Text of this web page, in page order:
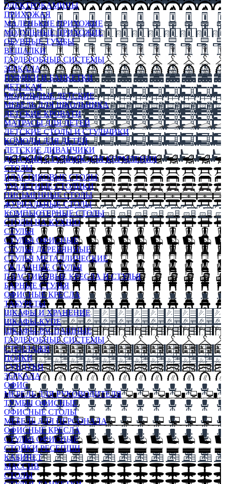
ЭЛЕКТРОКАМИНЫ
ПРИХОЖАЯ
МАЛЕНЬКИЕ ПРИХОЖИЕ
МОДУЛЬНЫЕ ПРИХОЖИЕ
ОБУВНЫЕ ТУМБЫ
ВЕШАЛКИ
ГАРДЕРОБНЫЕ СИСТЕМЫ
ЗЕРКАЛА
ПУФИКИ И БАНКЕТКИ
ДЕТСКАЯ
МОДУЛЬНЫЕ ДЕТСКИЕ
МЕБЕЛЬ ДЛЯ ШКОЛЬНИКА
ДЕТСКИЕ КРОВАТИ
МАТРАСЫ ДЛЯ ДЕТЕЙ
ДЕТСКИЕ СТОЛЫ И СТУЛЬЧИКИ
КОМОДЫ ДЛЯ ДЕТЕЙ
ДЕТСКИЕ ДИВАНЧИКИ
ДЕТСКИЙ СТУЛЬЧИК ДЛЯ КОРМЛЕНИЯ
СТОЛЫ
ПЛАСТИКОВЫЕ СТОЛЫ
ТУАЛЕТНЫЕ СТОЛИКИ
ПИСЬМЕННЫЕ СТОЛЫ
ЖУРНАЛЬНЫЕ СТОЛЫ
КОМПЬЮТЕРНЫЕ СТОЛЫ
СТОЛЫ НА КУХНЮ
СТУЛЬЯ
СТУЛЬЯ ОФИСНЫЕ
СТУЛЬЯ ДЕРЕВЯННЫЕ
СТУЛЬЯ МЕТАЛЛИЧЕСКИЕ
СКЛАДНЫЕ СТУЛЬЯ
ПЛАСТИКОВЫЕ КРЕСЛА И СТУЛЬЯ
БАРНЫЕ СТУЛЬЯ
ОФИСНЫЕ КРЕСЛА
ТАБУРЕТЫ
ШКАФЫ И ХРАНЕНИЕ
ШКАФЫ-КУПЕ
ШКАФЫ-РАСПАШНЫЕ
ГАРДЕРОБНЫЕ СИСТЕМЫ
СТЕЛЛАЖИ
ПОЛКИ
СУНДУКИ
ЗЕРКАЛА
ОФИС
МЕБЕЛЬ ДЛЯ РУКОВОДИТЕЛЯ
ТУМБЫ ОФИСНЫЕ
ОФИСНЫЕ СТОЛЫ
МЕБЕЛЬ ДЛЯ ПЕРСОНАЛА
ОФИСНЫЕ КРЕСЛА
СТУЛЬЯ ОФИСНЫЕ
СТОЙКИ РЕСЕПШН
КАБИНЕТ
МАССИВ
СТОЛЫ